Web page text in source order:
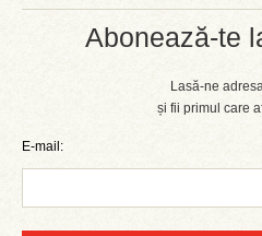
Abonează-te
Lasă-ne
și fii primul care
E-mail: